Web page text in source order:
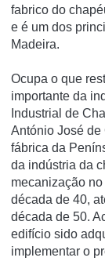
fabrico do
e é um dos
Madeira.
Ocupa o que
importante da
Industrial de
António José de
fábrica da
da indústria da
mecanização
década de 40,
década de 50.
edifí­cio sido
implementar o